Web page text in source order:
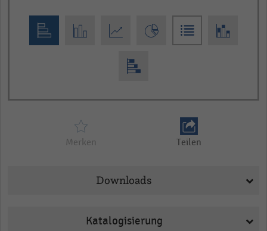
interactive
Merken Teilen
Downloads
Katalogisierung